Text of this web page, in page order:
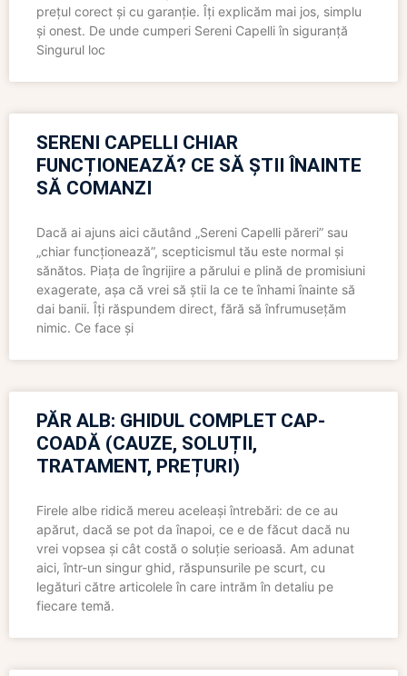
prețul corect și cu garanție. Îți explicăm mai jos, simplu
și onest. De unde cumperi Sereni Capelli în siguranță
Singurul loc
SERENI CAPELLI CHIAR
FUNCȚIONEAZĂ? CE SĂ ȘTII ÎNAINTE
SĂ COMANZI
Dacă ai ajuns aici căutând „Sereni Capelli păreri” sau
„chiar funcționează”, scepticismul tău este normal și
sănătos. Piața de îngrijire a părului e plină de promisiuni
exagerate, așa că vrei să știi la ce te înhami înainte să
dai banii. Îți răspundem direct, fără să înfrumusețăm
nimic. Ce face și
PĂR ALB: GHIDUL COMPLET CAP-
COADĂ (CAUZE, SOLUȚII,
TRATAMENT, PREȚURI)
Firele albe ridică mereu aceleași întrebări: de ce au
apărut, dacă se pot da înapoi, ce e de făcut dacă nu
vrei vopsea și cât costă o soluție serioasă. Am adunat
aici, într-un singur ghid, răspunsurile pe scurt, cu
legături către articolele în care intrăm în detaliu pe
fiecare temă.